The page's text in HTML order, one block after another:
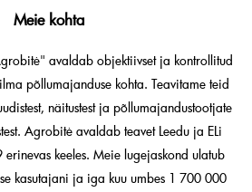
Meie kohta
avaldab objektiivset ja kontrollitud
põllumajanduse kohta. Teavitame teid
näitustest ja põllumajandustootjate
Agrobitė avaldab teavet Leedu ja ELi
keeles. Meie lugejaskond ulatub
kasutajani ja iga kuu umbes 1 700 000